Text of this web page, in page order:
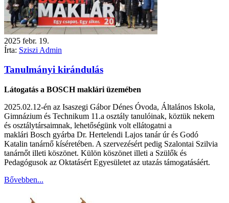
2025 febr. 19.
Írta: Sziszi Admin
Tanulmányi kirándulás
Látogatás a BOSCH maklári üzemében
2025.02.12-én az Isaszegi Gábor Dénes Óvoda, Általános Iskola,
Gimnázium és Technikum 11.a osztály tanulóinak, köztük nekem
és osztálytársaimnak, lehetőségünk volt ellátogatni a
maklári Bosch gyárba Dr. Hertelendi Lajos tanár úr és Godó
Katalin tanárnő kíséretében. A szervezésért pedig Szalontai Szilvia
tanárnőt illeti köszönet. Külön köszönet illeti a Szülők és
Pedagógusok az Oktatásért Egyesületet az utazás támogatásáért.
Bővebben...